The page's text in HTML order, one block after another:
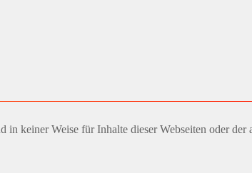
keiner Weise für Inhalte dieser Webseiten oder der